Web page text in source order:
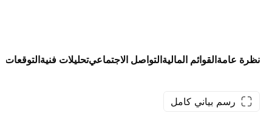
نظرة عامةالقوائم الماليةالتواصل الاجتماعيتحليلات فنيةالتوقعات
رسم بياني كامل